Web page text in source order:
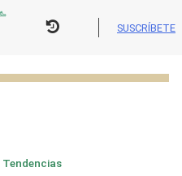
SUSCRÍBETE
Tendencias